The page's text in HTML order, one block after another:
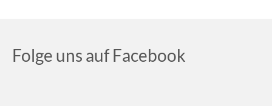
Folge uns auf Facebook